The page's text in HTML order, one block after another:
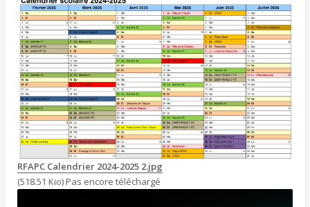
RFAPC Calendrier 2024-2025 2.jpg
(518.51 Kio) Pas encore téléchargé